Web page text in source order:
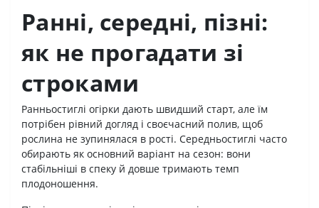
Ранні, середні, пізні:
як не прогадати зі
строками
Ранньостиглі огірки дають швидший старт, але їм
потрібен рівний догляд і своєчасний полив, щоб
рослина не зупинялася в рості. Середньостиглі часто
обирають як основний варіант на сезон: вони
стабільніші в спеку й довше тримають темп
плодоношення.